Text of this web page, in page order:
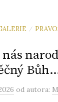
/
od autora: